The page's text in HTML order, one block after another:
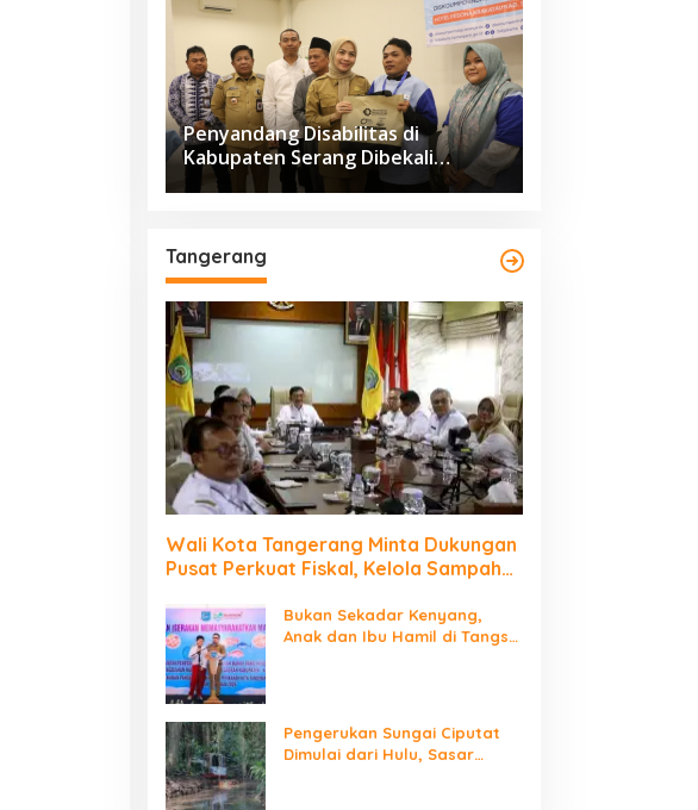
Penyandang Disabilitas di
Kabupaten Serang Dibekali
Pelatihan Pengolahan Hasil
Tangerang
Wali Kota Tangerang Minta Dukungan
Pusat Perkuat Fiskal, Kelola Sampah
Bukan Sekadar Kenyang,
Anak dan Ibu Hamil di Tangsel
Pengerukan Sungai Ciputat
Dimulai dari Hulu, Sasar